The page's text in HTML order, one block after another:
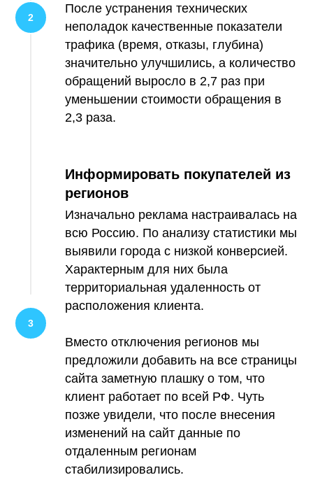
После устранения технических
неполадок качественные показатели
трафика (время, отказы, глубина)
значительно улучшились, а количество
обращений выросло в 2,7 раз при
уменьшении стоимости обращения в
2,3 раза.
Информировать покупателей из
регионов
Изначально реклама настраивалась на
всю Россию. По анализу статистики мы
выявили города с низкой конверсией.
Характерным для них была
территориальная удаленность от
расположения клиента.
Вместо отключения регионов мы
предложили добавить на все страницы
сайта заметную плашку о том, что
клиент работает по всей РФ. Чуть
позже увидели, что после внесения
изменений на сайт данные по
отдаленным регионам
стабилизировались.